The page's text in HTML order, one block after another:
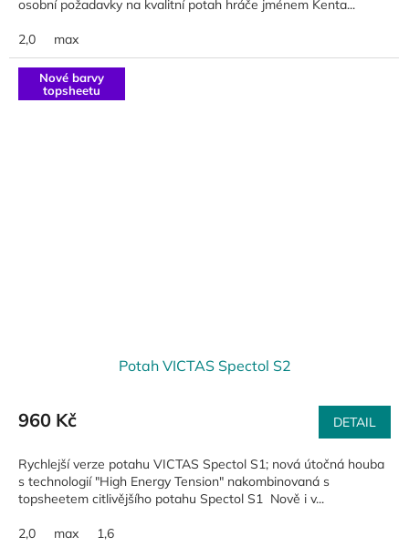
osobní požadavky na kvalitní potah hráče jménem Kenta...
2,0 max
Nové barvy
topsheetu
Potah VICTAS Spectol S2
960 Kč DETAIL
Rychlejší verze potahu VICTAS Spectol S1; nová útočná houba
s technologií "High Energy Tension" nakombinovaná s
topsheetem citlivějšího potahu Spectol S1 Nově i v...
2,0 max 1,6